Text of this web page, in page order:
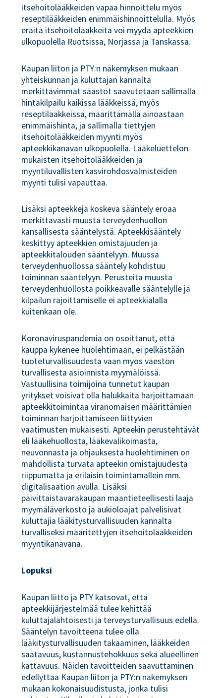
itsehoitolääkkeiden vapaa hinnoittelu myös
reseptilääkkeiden enimmäishinnoittelulla. Myös
eräitä itsehoitolääkkeitä voi myydä apteekkien
ulkopuolella Ruotsissa, Norjassa ja Tanskassa.
Kaupan liiton ja PTY:n näkemyksen mukaan
yhteiskunnan ja kuluttajan kannalta
merkittävimmät säästöt saavutetaan sallimalla
hintakilpailu kaikissa lääkkeissä, myös
reseptilääkkeissä, määrittämällä ainoastaan
enimmäishinta, ja sallimalla tiettyjen
itsehoitolääkkeiden myynti myös
apteekkikanavan ulkopuolella. Lääkeluettelon
mukaisten itsehoitolääkkeiden ja
myyntiluvallisten kasvirohdosvalmisteiden
myynti tulisi vapauttaa.
Lisäksi apteekkeja koskeva sääntely eroaa
merkittävästi muusta terveydenhuollon
kansallisesta sääntelystä. Apteekkisääntely
keskittyy apteekkien omistajuuden ja
apteekkitalouden sääntelyyn. Muussa
terveydenhuollossa sääntely kohdistuu
toiminnan sääntelyyn. Perusteita muusta
terveydenhuollosta poikkeavalle sääntelylle ja
kilpailun rajoittamiselle ei apteekkialalla
kuitenkaan ole.
Koronaviruspandemia on osoittanut, että
kauppa kykenee huolehtimaan, ei pelkästään
tuoteturvallisuudesta vaan myös väestön
turvallisesta asioinnista myymälöissä.
Vastuullisina toimijoina tunnetut kaupan
yritykset voisivat olla halukkaita harjoittamaan
apteekkitoimintaa viranomaisen määrittämien
toiminnan harjoittamiseen liittyvien
vaatimusten mukaisesti. Apteekin perustehtävät
eli lääkehuollosta, lääkevalikoimasta,
neuvonnasta ja ohjauksesta huolehtiminen on
mahdollista turvata apteekin omistajuudesta
riippumatta ja erilaisin toimintamallein mm.
digitalisaation avulla. Lisäksi
päivittäistavarakaupan maantieteellisesti laaja
myymäläverkosto ja aukioloajat palvelisivat
kuluttajia lääkitysturvallisuuden kannalta
turvalliseksi määritettyjen itsehoitolääkkeiden
myyntikanavana.
Lopuksi
Kaupan liitto ja PTY katsovat, että
apteekkijärjestelmää tulee kehittää
kuluttajalähtöisesti ja terveysturvallisuus edellä.
Sääntelyn tavoitteena tulee olla
lääkitysturvallisuuden takaaminen, lääkkeiden
saatavuus, kustannustehokkuus sekä alueellinen
kattavuus. Näiden tavoitteiden saavuttaminen
edellyttää Kaupan liiton ja PTY:n näkemyksen
mukaan kokonaisuudistusta, jonka tulisi